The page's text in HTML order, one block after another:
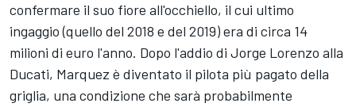
confermare il suo fiore all'occhiello, il cui ultimo
ingaggio (quello del 2018 e del 2019) era di circa 14
milioni di euro l'anno. Dopo l'addio di Jorge Lorenzo alla
Ducati, Marquez è diventato il pilota più pagato della
griglia, una condizione che sarà probabilmente